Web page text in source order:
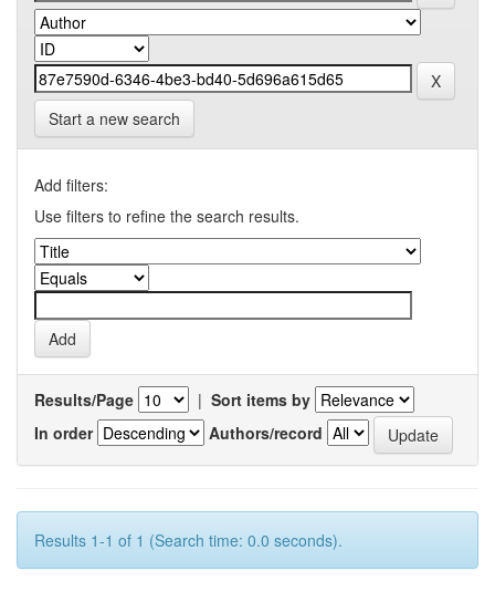
Start a new search
Add filters:
Use filters to refine the search results.
Results/Page | Sort items by
In order
Authors/record
Results 1-1 of 1 (Search time: 0.0 seconds).